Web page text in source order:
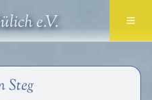
e.V. ≡
Steg